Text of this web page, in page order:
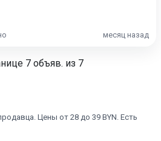
месяц назад
7 объяв. из 7
Цены от 28 до 39 BYN. Есть